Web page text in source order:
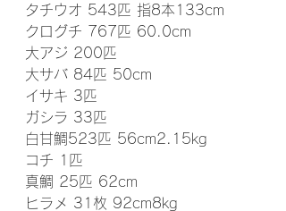
タチウオ 543匹 指8本133cm
クログチ 767匹 60.0cm
大アジ 200匹
大サバ 84匹 50cm
イサキ 3匹
ガシラ 33匹
白甘鯛523匹 56cm2.15kg
コチ 1匹
真鯛 25匹 62cm
ヒラメ 31枚 92cm8kg